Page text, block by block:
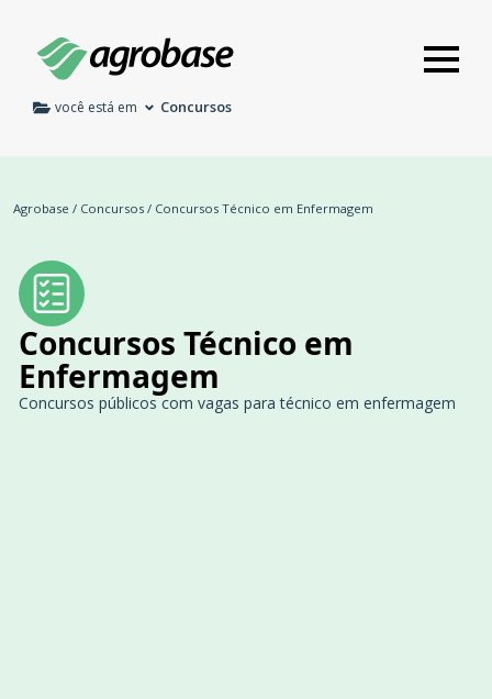
você está em Concursos
Agrobase / Concursos / Concursos Técnico em Enfermagem
Concursos Técnico em
Enfermagem
Concursos públicos com vagas para técnico em enfermagem